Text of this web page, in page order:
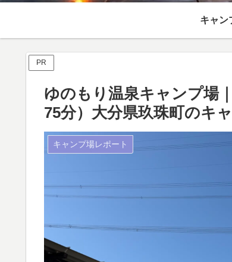
キャン
PR
ゆのもり温泉キャンプ場
75分）大分県玖珠町のキ
キャンプ場レポート